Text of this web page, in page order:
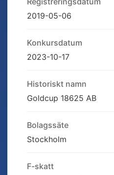
2019-05-06
Konkursdatum
2023-10-17
Historiskt namn
Goldcup 18625 AB
Bolagssäte
Stockholm
F-skatt